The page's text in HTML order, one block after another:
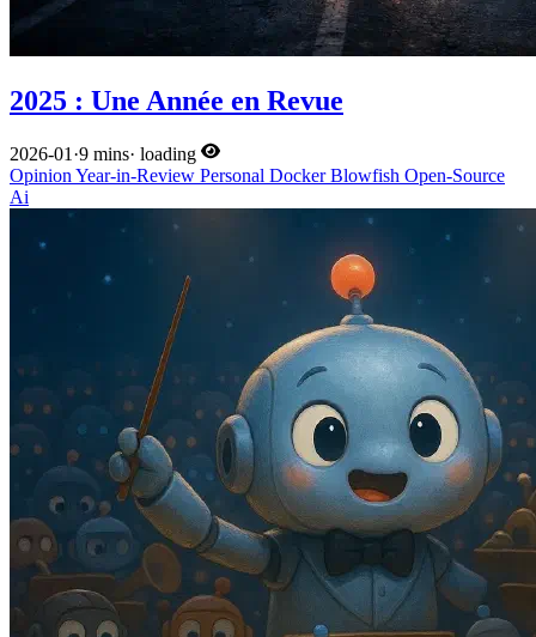
2025 : Une Année en Revue
2026-01 ·9 mins· loading
Opinion Year-in-Review Personal DockerBlowfish Open-Source
Ai